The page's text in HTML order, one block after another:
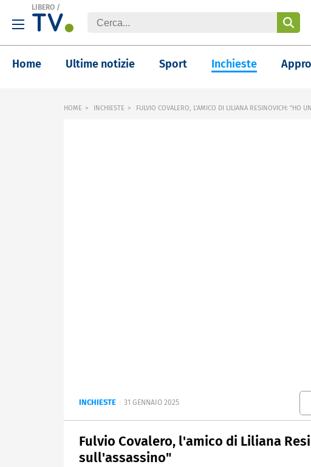
LIBERO /
Home Ultime notizie Sport Inchieste
HOME INCHIESTE FULVIO COVALERO, L'AMICO DI LILIANA RESINOVICH: "HO
INCHIESTE 31 GENNAIO 2025
Fulvio Covalero, l'amico di Liliana
sull'assassino"